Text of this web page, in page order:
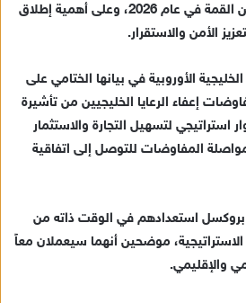
السعودية للنسخة الثانية من القمة في عام 2026، وعلى أهمية إطلاق
الأمن والاستقرار.
الأوروبية في بيانها الختامي على
إعفاء الرعايا الخليجيين من تأشيرة
لتسهيل التجارة والاستثمار
المفاوضات للتوصل إلى اتفاقية
بروكسل استعدادهم في الوقت ذاته من
أجل بناء شراكة القرن الـ 21 الاستراتيجية، موضحين أنهما سيعملان معاً
والإقليمي.